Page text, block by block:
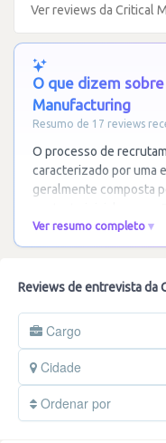
Ver reviews da Critical
O que dizem
Manufacturing
Resumo de 17 reviews
O processo de
caracterizado por uma
geralmente composta
Ver resumo completo
Reviews de entrevista da
Cargo
Cidade
Ordenar por